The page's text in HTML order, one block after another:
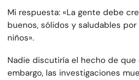
Mi respuesta: «La gente debe
buenos, sólidos y saludables
niños».
Nadie discutiría el hecho de que
embargo, las investigaciones